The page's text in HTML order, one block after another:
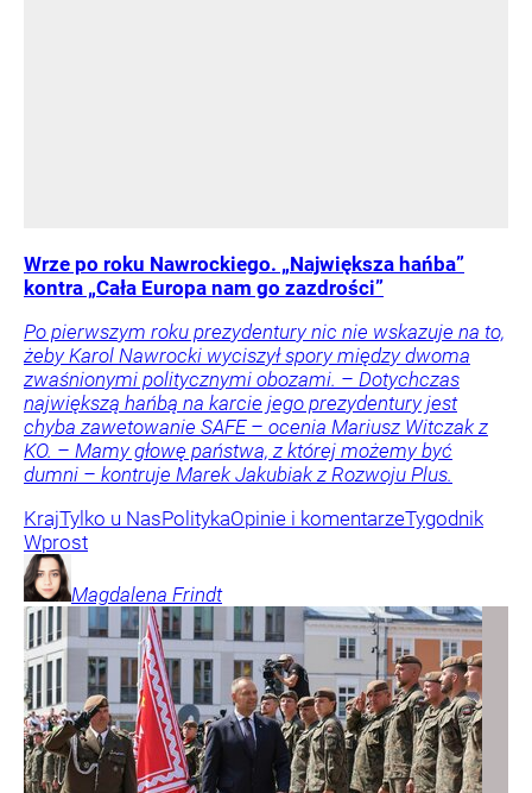
Wrze po roku Nawrockiego. „Największa hańba”
kontra „Cała Europa nam go zazdrości”
Po pierwszym roku prezydentury nic nie wskazuje na to,
żeby Karol Nawrocki wyciszył spory między dwoma
zwaśnionymi politycznymi obozami. – Dotychczas
największą hańbą na karcie jego prezydentury jest
chyba zawetowanie SAFE – ocenia Mariusz Witczak z
KO. – Mamy głowę państwa, z której możemy być
dumni – kontruje Marek Jakubiak z Rozwoju Plus.
KrajTylko u NasPolitykaOpinie i komentarzeTygodnik
Wprost
Magdalena Frindt